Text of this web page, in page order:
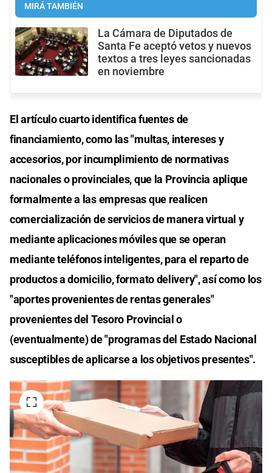
MIRÁ TAMBIÉN
La Cámara de Diputados de
Santa Fe aceptó vetos y nuevos
textos a tres leyes sancionadas
en noviembre
El artículo cuarto identifica fuentes de
financiamiento, como las "multas, intereses y
accesorios, por incumplimiento de normativas
nacionales o provinciales, que la Provincia aplique
formalmente a las empresas que realicen
comercialización de servicios de manera virtual y
mediante aplicaciones móviles que se operan
mediante teléfonos inteligentes, para el reparto de
productos a domicilio, formato delivery", así como los
"aportes provenientes de rentas generales"
provenientes del Tesoro Provincial o
(eventualmente) de "programas del Estado Nacional
susceptibles de aplicarse a los objetivos presentes".